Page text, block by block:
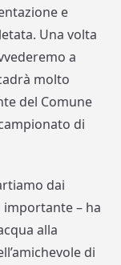
e
Una volta
a
molto
del Comune
di
dai
importante – ha
alla
di